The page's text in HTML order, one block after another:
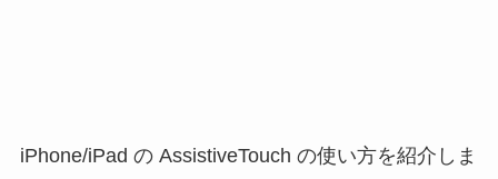
iPhone/iPad の AssistiveTouch の使い方を紹介しま